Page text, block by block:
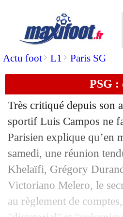
Actu foot> L1 > Paris SG
PSG :
Très critiqué depuis son
sportif Luis Campos ne
Parisien explique qu’en
samedi, une réunion
Khelaïfi, Grégory
Victoriano Melero, le
au règlement de
Bayern : Pavard
29/08 Espanyol: Lille
29/08 Rennes:
29/08 Bayern:
EdF (Espoirs) :
29/08 PSG: Riolo voit
29/08 Al-Nassr :